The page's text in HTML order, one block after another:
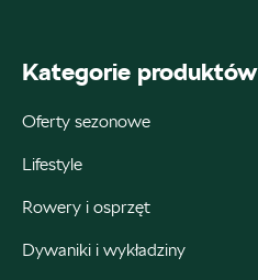
+48 326 066 822
Auto Śliwka
Kategorie produktów
Oferty sezonowe
Lifestyle
Rowery i osprzęt
Dywaniki i wykładziny